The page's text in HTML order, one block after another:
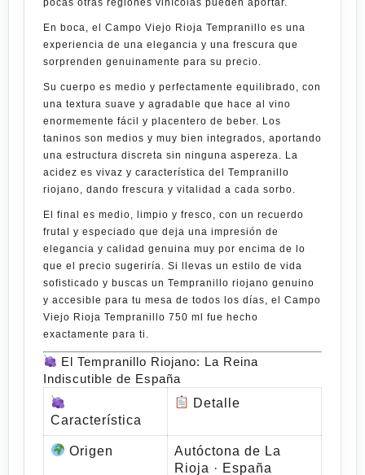
En boca, el Campo Viejo Rioja Tempranillo es una
experiencia de una elegancia y una frescura que
sorprenden genuinamente para su precio.
Su cuerpo es medio y perfectamente equilibrado, con
una textura suave y agradable que hace al vino
enormemente fácil y placentero de beber. Los
taninos son medios y muy bien integrados, aportando
una estructura discreta sin ninguna aspereza. La
acidez es vivaz y característica del Tempranillo
riojano, dando frescura y vitalidad a cada sorbo.
El final es medio, limpio y fresco, con un recuerdo
frutal y especiado que deja una impresión de
elegancia y calidad genuina muy por encima de lo
que el precio sugeriría. Si llevas un estilo de vida
sofisticado y buscas un Tempranillo riojano genuino
y accesible para tu mesa de todos los días, el Campo
Viejo Rioja Tempranillo 750 ml fue hecho
exactamente para ti.
El Tempranillo Riojano: La Reina
Indiscutible de España
Característica
Detalle
Origen
Autóctona de La
Rioja · España